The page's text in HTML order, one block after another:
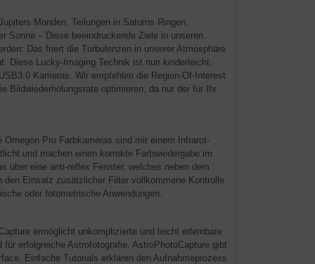
Monden, Teilungen in Saturns Ringen,
Sonne – Diese beeindruckende Ziele in unseren
Das friert die Turbulenzen in unserer Atmosphäre
Diese Lucky-Imaging Technik ist nun kinderleicht,
Kameras. Wir empfehlen die Region-Of-Interest
Bildwiederholungsrate optimieren, da nur der für Ihr
Pro Farbkameras sind mit einem Infrarot-
und machen einen korrekte Farbwiedergabe im
über eine anti-reflex Fenster, welches neben dem
Einsatz zusätzlicher Filter vollkommene Kontrolle
oder fotometrische Anwendungen.
ermöglicht unkomplizierte und leicht erlernbare
erfolgreiche Astrofotografie. AstroPhotoCapture gibt
Einfache Tutorials erklären den Aufnahmeprozess